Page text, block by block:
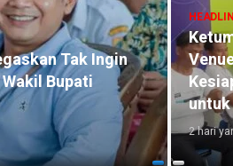
Tahan Mantan
Diduga
KUR
Rp749 Juta
Meja
3 hari